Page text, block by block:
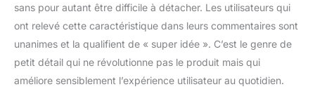
sans pour autant être difficile à détacher. Les utilisateurs qui
ont relevé cette caractéristique dans leurs commentaires sont
unanimes et la qualifient de « super idée ». C’est le genre de
petit détail qui ne révolutionne pas le produit mais qui
améliore sensiblement l’expérience utilisateur au quotidien.